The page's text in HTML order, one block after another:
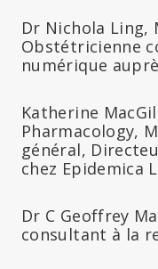
Dr Nichola Ling,
Obstétricienne
numérique
Katherine
Pharmacology,
général,
chez Epidemica
Dr C Geoffrey
consultant à la